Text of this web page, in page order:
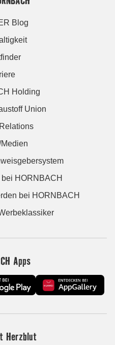
Blog
Holding
Union
HORNBACH
bei HORNBACH
Apps
Herzblut